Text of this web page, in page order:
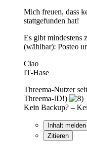
Mich freuen, dass
stattgefunden hat!
Es gibt mindestens
(wählbar): Posteo
Ciao
IT-Hase
Threema-Nutzer
Threema-ID!)
Kein Backup? –
Inhalt melden
Zitieren